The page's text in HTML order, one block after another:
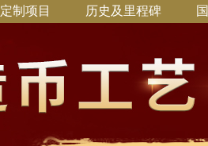
定制项目 历史及里程碑